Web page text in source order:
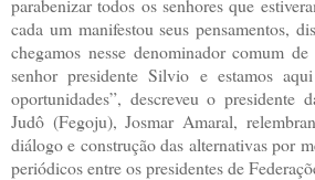
cada um manifestou seus pensamentos,
chegamos nesse denominador comum
senhor presidente Silvio e estamos
oportunidades”, descreveu o presidente
Judô (Fegoju), Josmar Amaral,
diálogo e construção das alternativas por
periódicos entre os presidentes de